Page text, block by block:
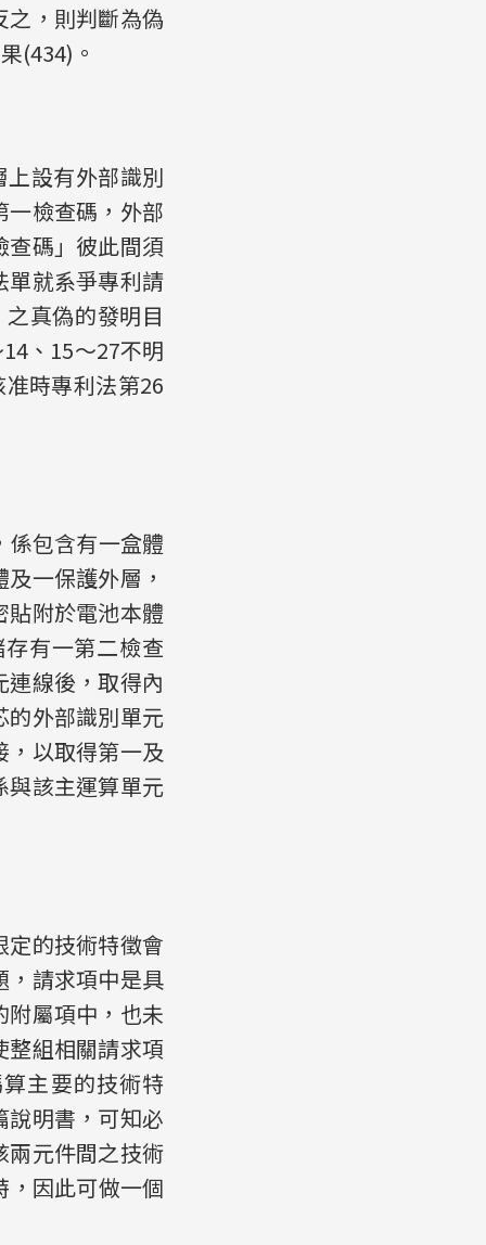
之，則判斷為偽
(434)。
設有外部識別
檢查碼，外部
碼」彼此間須
單就系爭專利請
真偽的發明目
、15～27不明
時專利法第26
係包含有一盒體
一保護外層，
附於電池本體
有一第二檢查
線後，取得內
外部識別單元
以取得第一及
該主運算單元
的技術特徵會
，請求項中是具
屬項中，也未
組相關請求項
主要的技術特
明書，可知必
兩元件間之技術
，因此可做一個